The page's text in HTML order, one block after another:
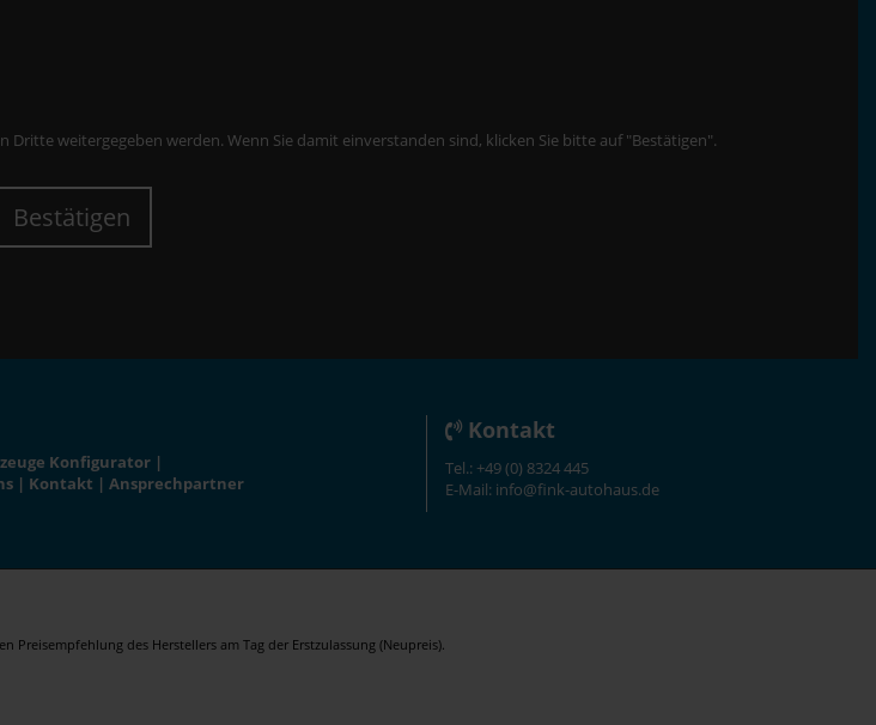
Dritte weitergegeben werden. Wenn Sie damit einverstanden sind, klicken Sie bitte auf "Bestätigen".
Bestätigen
Konfigurator |
| Kontakt |Ansprechpartner
Kontakt
Tel.: +49 (0) 8324 445
E-Mail: info@fink-autohaus.de
des Herstellers am Tag der Erstzulassung (Neupreis).